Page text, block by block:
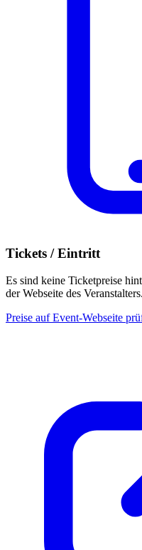
Tickets / Eintritt
Es sind keine Ticketpreise
der Webseite des Veranstalters.
Preise auf Event-Webseite